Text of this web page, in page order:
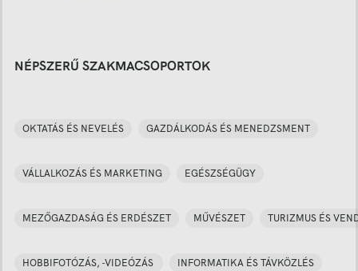
NÉPSZERŰ SZAKMACSOPORTOK
OKTATÁS ÉS NEVELÉS GAZDÁLKODÁS ÉS MENEDZSMENT
VÁLLALKOZÁS ÉS MARKETING EGÉSZSÉGÜGY
MEZŐGAZDASÁG ÉS ERDÉSZET MŰVÉSZET TURIZMUS ÉS
HOBBIFOTÓZÁS, -VIDEÓZÁS INFORMATIKA ÉS TÁVKÖZLÉS